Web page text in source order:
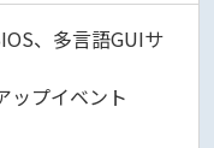
、多言語GUIサ
ップイベント